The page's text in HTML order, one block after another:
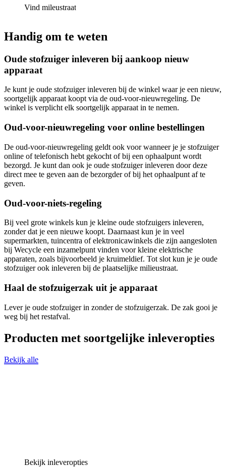
Vind mileustraat
Handig om te weten
Oude stofzuiger inleveren bij aankoop nieuw
apparaat
Je kunt je oude stofzuiger inleveren bij de winkel waar je een nieuw,
soortgelijk apparaat koopt via de oud-voor-nieuwregeling. De
winkel is verplicht elk soortgelijk apparaat in te nemen.
Oud-voor-nieuwregeling voor online bestellingen
De oud-voor-nieuwregeling geldt ook voor wanneer je je stofzuiger
online of telefonisch hebt gekocht of bij een ophaalpunt wordt
bezorgd. Je kunt dan ook je oude stofzuiger inleveren door deze
direct mee te geven aan de bezorgder of bij het ophaalpunt af te
geven.
Oud-voor-niets-regeling
Bij veel grote winkels kun je kleine oude stofzuigers inleveren,
zonder dat je een nieuwe koopt. Daarnaast kun je in veel
supermarkten, tuincentra of elektronicawinkels die zijn aangesloten
bij Wecycle een inzamelpunt vinden voor kleine elektrische
apparaten, zoals bijvoorbeeld je kruimeldief. Tot slot kun je je oude
stofzuiger ook inleveren bij de plaatselijke milieustraat.
Haal de stofzuigerzak uit je apparaat
Lever je oude stofzuiger in zonder de stofzuigerzak. De zak gooi je
weg bij het restafval.
Producten met soortgelijke inleveropties
Bekijk alle
Bekijk inleveropties